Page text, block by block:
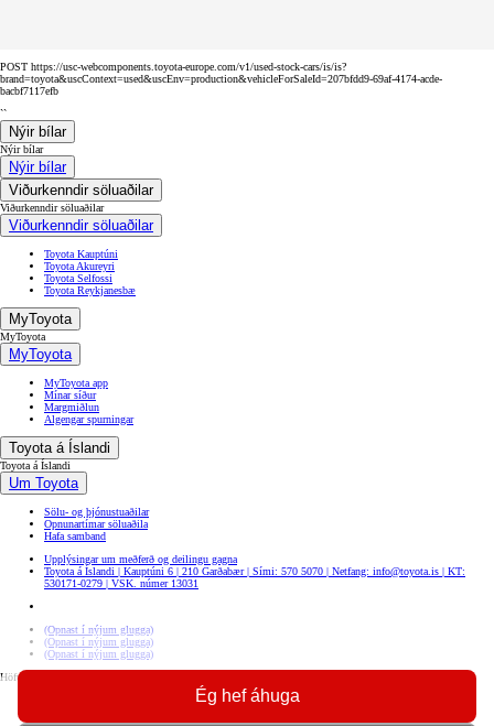
Ég hef áhuga
POST https://usc-webcomponents.toyota-europe.com/v1/used-stock-cars/is/is?
brand=toyota&uscContext=used&uscEnv=production&vehicleForSaleId=207bfdd9-69af-4174-acde-
bacbf7117efb
``
Nýir bílar
Nýir bílar
Nýir bílar
Viðurkenndir söluaðilar
Viðurkenndir söluaðilar
Viðurkenndir söluaðilar
Toyota Kauptúni
Toyota Akureyri
Toyota Selfossi
Toyota Reykjanesbæ
MyToyota
MyToyota
MyToyota
MyToyota app
Mínar síður
Margmiðlun
Algengar spurningar
Toyota á Íslandi
Toyota á Íslandi
Um Toyota
Sölu- og þjónustuaðilar
Opnunartímar söluaðila
Hafa samband
Upplýsingar um meðferð og deilingu gagna
Toyota á Íslandi | Kauptúni 6 | 210 Garðabær | Sími: 570 5070 | Netfang: info@toyota.is | KT:
530171-0279 | VSK. númer 13031
(Opnast í nýjum glugga)
(Opnast í nýjum glugga)
(Opnast í nýjum glugga)
Höfundaréttur © Toyota 2026